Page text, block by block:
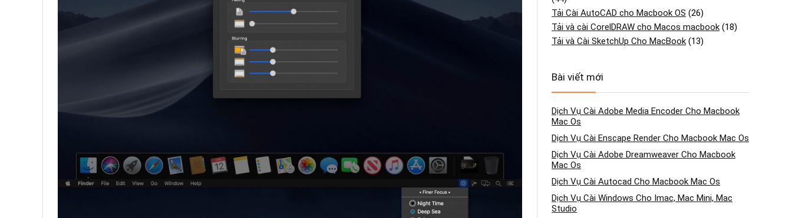
Tải Cài AutoCAD cho Macbook OS (26)
Tải và cài CorelDRAW cho Macos macbook (18)
Tải và Cài SketchUp Cho MacBook (13)
Bài viết mới
Dịch Vụ Cài Adobe Media Encoder Cho Macbook
Mac Os
Dịch Vụ Cài Enscape Render Cho Macbook Mac Os
Dịch Vụ Cài Adobe Dreamweaver Cho Macbook
Mac Os
Dịch Vụ Cài Autocad Cho Macbook Mac Os
Dịch Vụ Cài Windows Cho Imac, Mac Mini, Mac
Studio